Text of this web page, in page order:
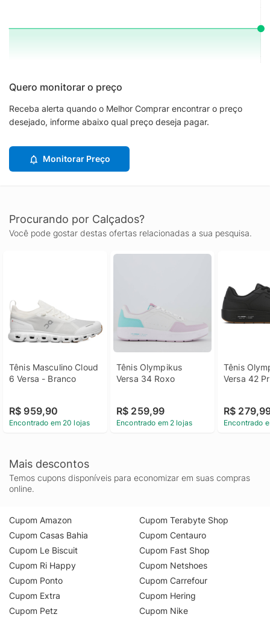
Quero monitorar o preço
Receba alerta quando o Melhor Comprar encontrar o preço
desejado, informe abaixo qual preço deseja pagar.
Monitorar Preço
Procurando por Calçados?
Você pode gostar destas ofertas relacionadas a sua pesquisa.
Tênis Masculino Cloud
6 Versa - Branco
R$ 959,90
Encontrado em 20 lojas
Tênis Olympikus
Versa 34 Roxo
R$ 259,99
Encontrado em 2 lojas
Tênis
Versa 42
R$
Encontrado
Mais descontos
Temos cupons disponíveis para economizar em suas compras
online.
Cupom Amazon
Cupom Casas Bahia
Cupom Le Biscuit
Cupom Ri Happy
Cupom Ponto
Cupom Extra
Cupom Petz
Cupom Terabyte Shop
Cupom Centauro
Cupom Fast Shop
Cupom Netshoes
Cupom Carrefour
Cupom Hering
Cupom Nike